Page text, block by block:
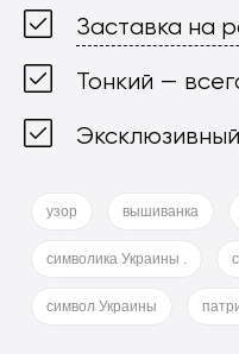
Заставка на
Тонкий —
узор вышиванка
символика Украины .
символ Украины